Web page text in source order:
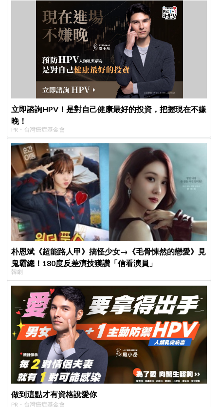
立即諮詢HPV！是對自己健康最好的投資，把握現在不嫌
晚！
PR・台灣癌症基金會
朴恩斌《超能路人甲》搞怪少女→《毛骨悚然的戀愛》見
鬼霸總！180度反差演技獲讚「信看演員」
韓劇
做到這點才有資格說愛你
PR・台灣癌症基金會